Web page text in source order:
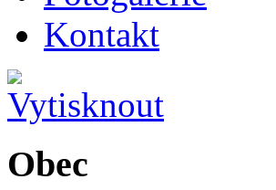
Kontakt
Obec